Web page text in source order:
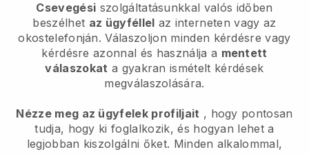
Csevegési szolgáltatásunkkal valós időben
beszélhet az ügyféllel az interneten vagy az
okostelefonján. Válaszoljon minden kérdésre vagy
kérdésre azonnal és használja a mentett
válaszokat a gyakran ismételt kérdések
megválaszolására.
Nézze meg az ügyfelek profiljait , hogy pontosan
tudja, hogy ki foglalkozik, és hogyan lehet a
legjobban kiszolgálni őket. Minden alkalommal,